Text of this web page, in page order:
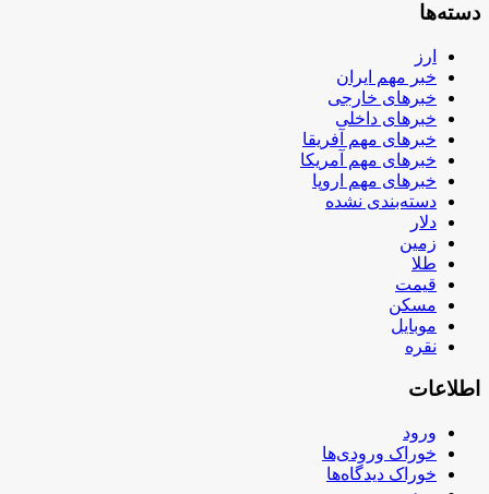
دسته‌ها
ارز
خبر مهم ایران
خبرهای خارجی
خبرهای داخلی
خبرهای مهم آفریقا
خبرهای مهم آمریکا
خبرهای مهم اروپا
دسته‌بندی نشده
دلار
زمین
طلا
قیمت
مسکن
موبایل
نقره
اطلاعات
ورود
خوراک ورودی‌ها
خوراک دیدگاه‌ها